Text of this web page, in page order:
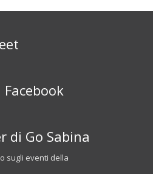
Facebook
di Go Sabina
sugli eventi della